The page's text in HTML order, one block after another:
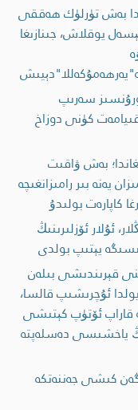
بەش تۈرلۈك ھەققى
يوقلاش، جىنازىغا
سەرىپ
كۈنى دوزاخ
بەش ۋاقىت
يەنە بىر رامىزانغىچە
كاپارەت بولىدۇ
ئۇلار ئۆزلىرىنىڭ
يېتىپ بولدى
قېرىندىشى بىلەن
ئۇچرىشىپ قالسا،
قاراپ ئۆتۈپ كېتىشى
ياخشىسى دەسلەپتە
كىشى جەننەتكە